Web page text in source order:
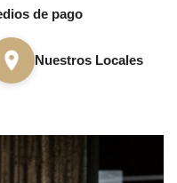
de pago
Nuestros Locales